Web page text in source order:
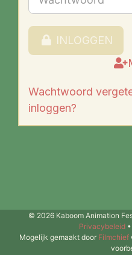
INLOGGEN
Wachtwoord
inloggen?
© 2026 Kaboom Animation
Privacybeleid •
Mogelijk gemaakt door Filmchief